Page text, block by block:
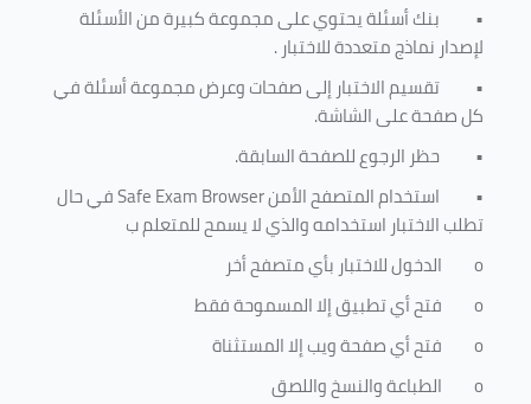
• بنك أسئلة يحتوي على مجموعة كبيرة من الأسئلة
لإصدار نماذج متعددة للاختبار.
• تقسيم الاختبار إلى صفحات وعرض مجموعة أسئلة في
كل صفحة على الشاشة.
• حظر الرجوع للصفحة السابقة.
• استخدام المتصفح الأمنSafe Exam Browserفي حال
تطلب الاختبار استخدامه والذي لا يسمح للمتعلم ب
o
الدخول للاختبار بأي متصفح أخر
o
فتح أي تطبيق إلا المسموحة فقط
o
فتح أي صفحة ويب إلا المستثناة
o
الطباعة والنسخ واللصق